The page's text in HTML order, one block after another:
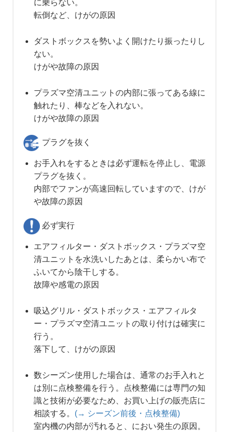
に乗らない。
転倒など、けがの原因
ダストボックスを勢いよく開けたり振ったりし
ない。
けがや故障の原因
プラズマ空清ユニットの内部に張ってある線に
触れたり、棒などを入れない。
けがや故障の原因
プラグを抜く
お手入れをするときは必ず運転を停止し、電源
プラグを抜く。
内部でファンが高速回転していますので、けが
や故障の原因
必ず実行
エアフィルター・ダストボックス・プラズマ空
清ユニットを水洗いしたあとは、柔らかい布で
ふいてから陰干しする。
故障や感電の原因
吸込グリル・ダストボックス・エアフィルタ
ー・プラズマ空清ユニットの取り付けは確実に
行う。
落下して、けがの原因
数シーズン使用した場合は、通常のお手入れと
は別に点検整備を行う。点検整備には専門の知
識と技術が必要なため、お買い上げの販売店に
相談する。 (→ シーズン前後・点検整備)
室内機の内部が汚れると、におい発生の原因。